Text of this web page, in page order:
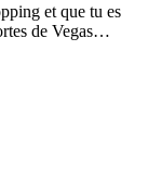
et que tu es
de Vegas…